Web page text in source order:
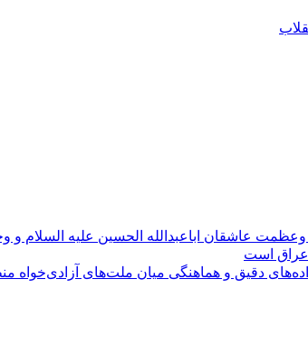
عاشقان اباعبدالله الحسین علیه
عراق است
دقیق و هماهنگی میان ملت‌های آزادی‌خواه